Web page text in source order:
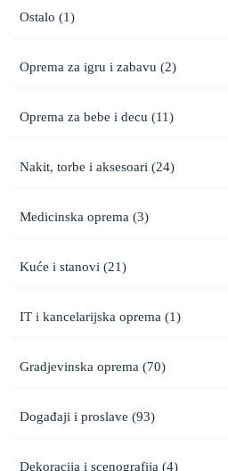
Ostalo (1)
Oprema za igru i zabavu (2)
Oprema za bebe i decu (11)
Nakit, torbe i aksesoari (24)
Medicinska oprema (3)
Kuće i stanovi (21)
IT i kancelarijska oprema (1)
Gradjevinska oprema (70)
Događaji i proslave (93)
Dekoracija i scenografija (4)